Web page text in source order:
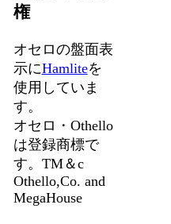
権
オセロの盤面表
示にHamliteを
使用していま
す。
オセロ・Othello
は登録商標で
す。TM＆c
Othello,Co. and
MegaHouse